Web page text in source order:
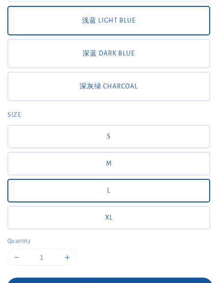
浅蓝 LIGHT BLUE
深蓝 DARK BLUE
深灰绿 CHARCOAL
SIZE
S
M
L
XL
Quantity